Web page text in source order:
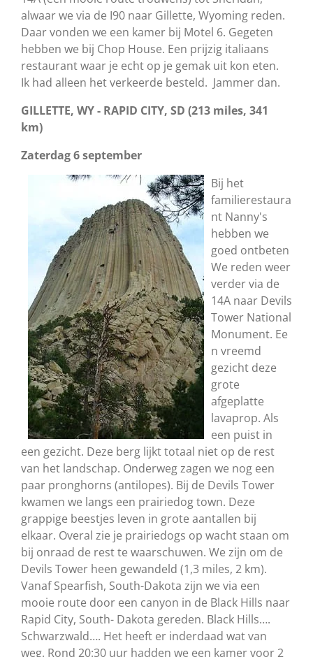
alwaar we via de I90 naar Gillette, Wyoming reden.
Daar vonden we een kamer bij Motel 6. Gegeten
hebben we bij Chop House. Een prijzig italiaans
restaurant waar je echt op je gemak uit kon eten.
Ik had alleen het verkeerde besteld. Jammer dan.
GILLETTE, WY - RAPID CITY, SD (213 miles, 341
km)
Zaterdag 6 september
Bij het
familierestaura
nt Nanny's
hebben we
goed ontbeten
We reden weer
verder via de
14A naar Devils
Tower National
Monument. Ee
n vreemd
gezicht deze
grote
afgeplatte
lavaprop. Als
een puist in
een gezicht. Deze berg lijkt totaal niet op de rest
van het landschap. Onderweg zagen we nog een
paar pronghorns (antilopes). Bij de Devils Tower
kwamen we langs een prairiedog town. Deze
grappige beestjes leven in grote aantallen bij
elkaar. Overal zie je prairiedogs op wacht staan om
bij onraad de rest te waarschuwen. We zijn om de
Devils Tower heen gewandeld (1,3 miles, 2 km).
Vanaf Spearfish, South-Dakota zijn we via een
mooie route door een canyon in de Black Hills naar
Rapid City, South- Dakota gereden. Black Hills….
Schwarzwald…. Het heeft er inderdaad wat van
weg. Rond 20:30 uur hadden we een kamer voor 2